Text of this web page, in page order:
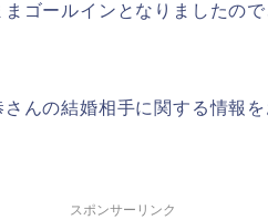
ゴールインとなりましたの
んの結婚相手に関する情報
スポンサーリンク